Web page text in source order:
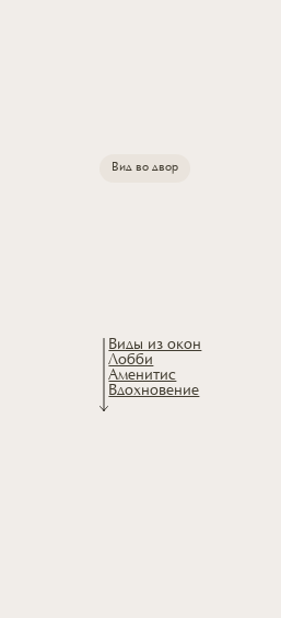
Вид во двор
Виды из окон
Лобби
Аменитис
Вдохновение